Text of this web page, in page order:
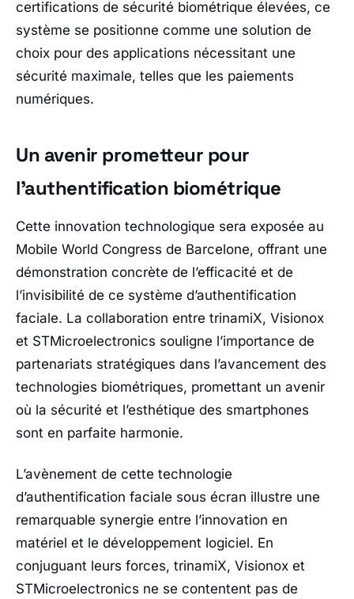
certifications de sécurité biométrique élevées, ce
système se positionne comme une solution de
choix pour des applications nécessitant une
sécurité maximale, telles que les paiements
numériques.
Un avenir prometteur pour
l’authentification biométrique
Cette innovation technologique sera exposée au
Mobile World Congress de Barcelone, offrant une
démonstration concrète de l’efficacité et de
l’invisibilité de ce système d’authentification
faciale. La collaboration entre trinamiX, Visionox
et STMicroelectronics souligne l’importance de
partenariats stratégiques dans l’avancement des
technologies biométriques, promettant un avenir
où la sécurité et l’esthétique des smartphones
sont en parfaite harmonie.
L’avènement de cette technologie
d’authentification faciale sous écran illustre une
remarquable synergie entre l’innovation en
matériel et le développement logiciel. En
conjuguant leurs forces, trinamiX, Visionox et
STMicroelectronics ne se contentent pas de